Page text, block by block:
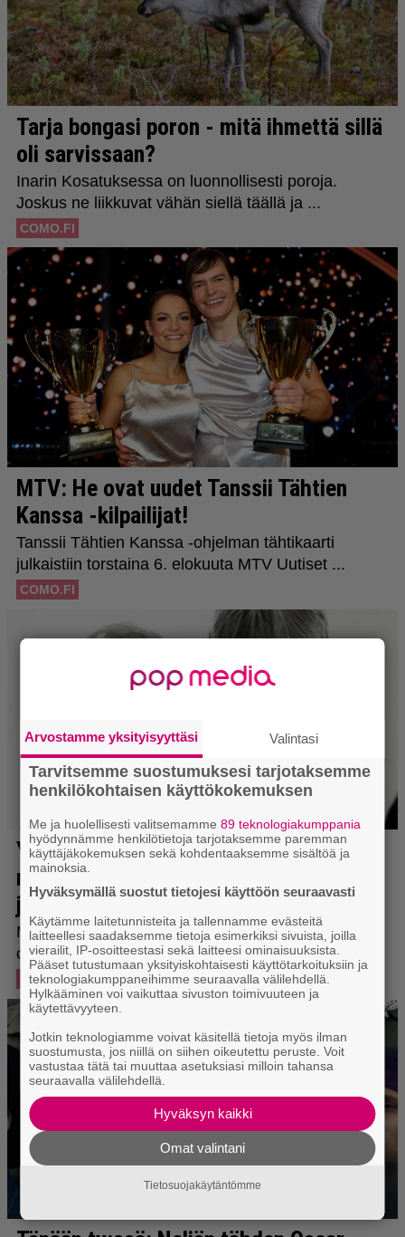
Arvostamme yksityisyyttäsi Valintasi
Tarvitsemme suostumuksesi tarjotaksemme
henkilökohtaisen käyttökokemuksen
Me ja huolellisesti valitsemamme89 teknologiakumppania
hyödynnämme henkilötietoja tarjotaksemme paremman
käyttäjäkokemuksen sekä kohdentaaksemme sisältöä ja
mainoksia.
Hyväksymällä suostut tietojesi käyttöön seuraavasti
Käytämme laitetunnisteita ja tallennamme evästeitä
laitteellesi saadaksemme tietoja esimerkiksi sivuista, joilla
vierailit, IP-osoitteestasi sekä laitteesi ominaisuuksista.
Pääset tutustumaan yksityiskohtaisesti käyttötarkoituksiin ja
teknologiakumppaneihimme seuraavalla välilehdellä.
Hylkääminen voi vaikuttaa sivuston toimivuuteen ja
käytettävyyteen.
Jotkin teknologiamme voivat käsitellä tietoja myös ilman
suostumusta, jos niillä on siihen oikeutettu peruste. Voit
vastustaa tätä tai muuttaa asetuksiasi milloin tahansa
seuraavalla välilehdellä.
Hyväksyn kaikki
Omat valintani
Tietosuojakäytäntömme